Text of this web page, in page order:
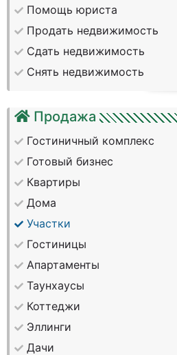
Помощь юриста
Продать недвижимость
Сдать недвижимость
Снять недвижимость
Продажа
Гостиничный комплекс
Готовый бизнес
Квартиры
Дома
Участки
Гостиницы
Апартаменты
Таунхаусы
Коттеджи
Эллинги
Дачи